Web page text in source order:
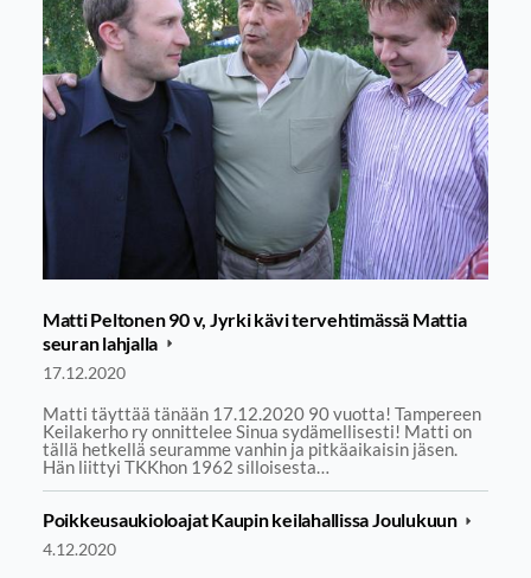
Matti Peltonen 90 v, Jyrki kävi tervehtimässä Mattia
seuran lahjalla
17.12.2020
Matti täyttää tänään 17.12.2020 90 vuotta! Tampereen
Keilakerho ry onnittelee Sinua sydämellisesti! Matti on
tällä hetkellä seuramme vanhin ja pitkäaikaisin jäsen.
Hän liittyi TKKhon 1962 silloisesta…
Poikkeusaukioloajat Kaupin keilahallissa Joulukuun
4.12.2020